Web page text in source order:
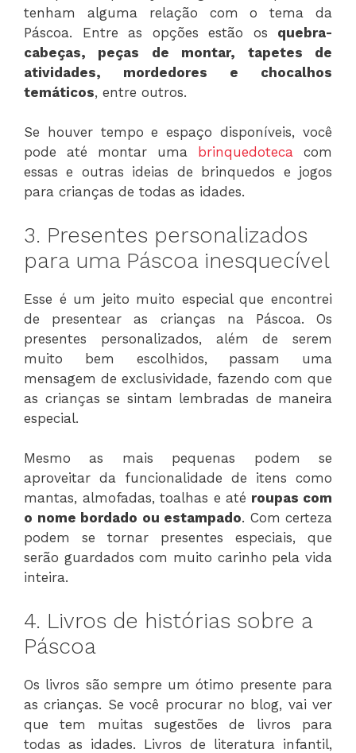
tenham alguma relação com o tema da
Páscoa. Entre as opções estão os quebra-
cabeças, peças de montar, tapetes de
atividades, mordedores e chocalhos
temáticos, entre outros.
Se houver tempo e espaço disponíveis, você
pode até montar uma
brinquedoteca com
essas e outras ideias de brinquedos e jogos
para crianças de todas as idades.
3. Presentes personalizados
para uma Páscoa inesquecível
Esse é um jeito muito especial que encontrei
de presentear as crianças na Páscoa. Os
presentes personalizados, além de serem
muito bem escolhidos, passam uma
mensagem de exclusividade, fazendo com que
as crianças se sintam lembradas de maneira
especial.
Mesmo as mais pequenas podem se
aproveitar da funcionalidade de itens como
mantas, almofadas, toalhas e até roupas com
o nome bordado ou estampado. Com certeza
podem se tornar presentes especiais, que
serão guardados com muito carinho pela vida
inteira.
4. Livros de histórias sobre a
Páscoa
Os livros são sempre um ótimo presente para
as crianças. Se você procurar no blog, vai ver
que tem muitas sugestões de livros para
todas as idades. Livros de literatura infantil,